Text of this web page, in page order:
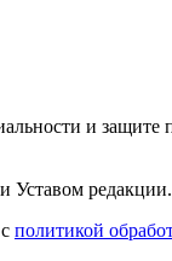
и
Уставом редакции.
политикой